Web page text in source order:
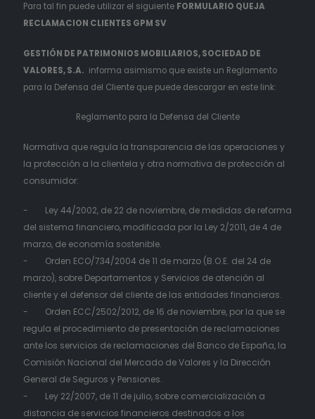
Para tal fin puede utilizar el siguiente FORMULARIO QUEJA
RECLAMACION CLIENTES GPM SV
GESTIÓN DE PATRIMONIOS MOBILIARIOS, SOCIEDAD DE
VALORES, S.A. informa asimismo que existe un Reglamento
para la Defensa del Cliente que puede descargar en este link:
Reglamento para la Defensa del Cliente
Normativa que regula la transparencia de las operaciones y
la protección a la clientela y otra normativa de protección al
consumidor:
- Ley 44/2002, de 22 de noviembre, de medidas de reforma
del sistema financiero, modificada por la Ley 2/2011, de 4 de
marzo, de economía sostenible.
- Orden ECO/734/2004 de 11 de marzo (B.O.E. del 24 de
marzo), sobre Departamentos y Servicios de atención al
cliente y el defensor del cliente de las entidades financieras.
- Orden ECC/2502/2012, de 16 de noviembre, por la que se
regula el procedimiento de presentación de reclamaciones
ante los servicios de reclamaciones del Banco de España, la
Comisión Nacional del Mercado de Valores y la Dirección
General de Seguros y Pensiones.
- Ley 22/2007, de 11 de julio, sobre comercialización a
distancia de servicios financieros destinados a los